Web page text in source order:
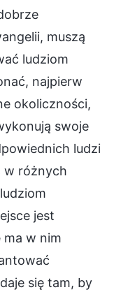
muszą
ludziom
najpierw
okoliczności,
swoje
ludzi
w różnych
jest
w nim
się tam, by